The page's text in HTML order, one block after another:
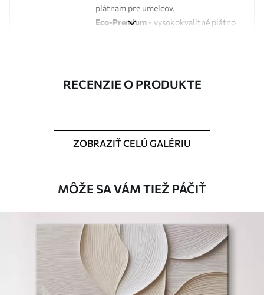
plátnam pre umelcov.
Eco-Premium - vysokokvalitné plátno
s34835
Dostupné materiály
Štandard
Odolné voči vyblednutiu
Bezpečný atrament bez zápachu
Povrch podobný plátnu
Ekologický materiál
RECENZIE O PRODUKTE
ZOBRAZIŤ CELÚ GALÉRIU
MÔŽE SA VÁM TIEŽ PÁČIŤ